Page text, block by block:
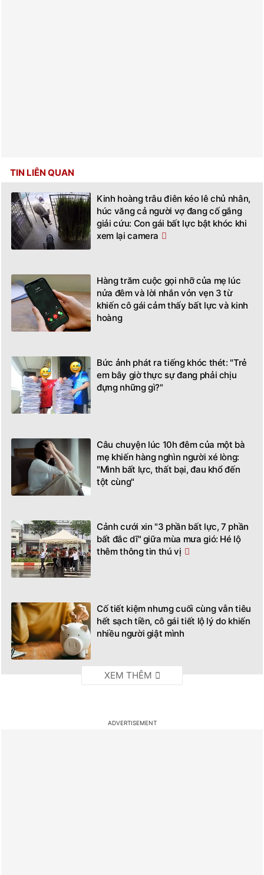
TIN LIÊN QUAN
Kinh hoàng trâu điên kéo lê chủ nhân,
húc văng cả người vợ đang cố gắng
giải cứu: Con gái bất lực bật khóc khi
xem lại camera
Hàng trăm cuộc gọi nhỡ của mẹ lúc
nửa đêm và lời nhắn vỏn vẹn 3 từ
khiến cô gái cảm thấy bất lực và kinh
hoàng
Bức ảnh phát ra tiếng khóc thét: "Trẻ
em bây giờ thực sự đang phải chịu
đựng những gì?"
Câu chuyện lúc 10h đêm của một bà
mẹ khiến hàng nghìn người xé lòng:
"Mình bất lực, thất bại, đau khổ đến
tột cùng"
Cảnh cưới xin "3 phần bất lực, 7 phần
bất đắc dĩ" giữa mùa mưa gió: Hé lộ
thêm thông tin thú vị
Cố tiết kiệm nhưng cuối cùng vẫn tiêu
hết sạch tiền, cô gái tiết lộ lý do khiến
nhiều người giật mình